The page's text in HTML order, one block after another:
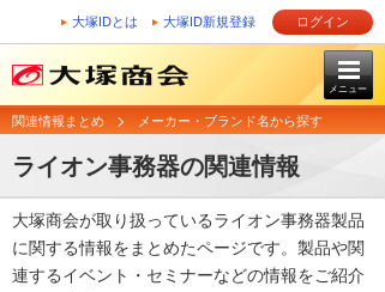
大塚IDとは 大塚ID新規登録 ログイン
メニュー
関連情報まとめ メーカー・ブランド名から探す
ライオン事務器の関連情報
大塚商会が取り扱っているライオン事務器製品
に関する情報をまとめたページです。製品や関
連するイベント・セミナーなどの情報をご紹介